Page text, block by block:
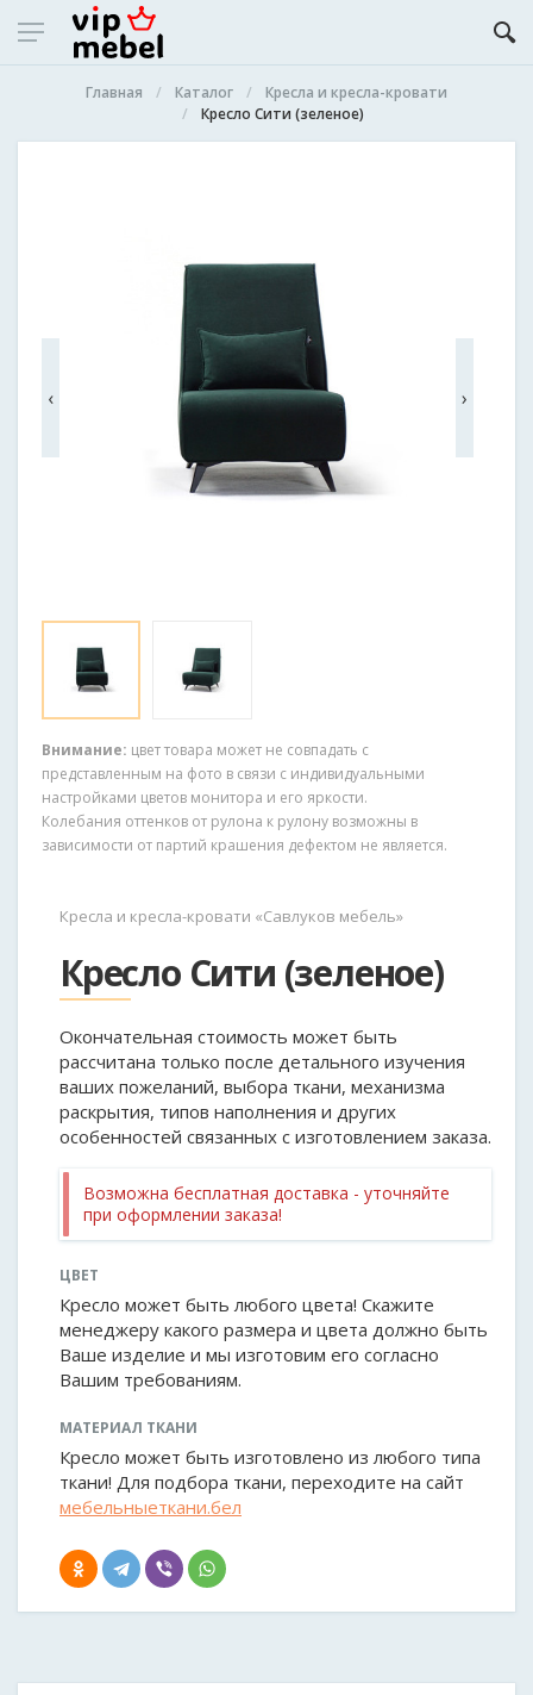
Главная Каталог
Кресла и кресла-кровати
Кресло Сити (зеленое)
‹ ›
Внимание: цвет товара может не совпадать с
представленным на фото в связи с индивидуальными
настройками цветов монитора и его яркости.
Колебания оттенков от рулона к рулону возможны в
зависимости от партий крашения дефектом не является.
Кресла и кресла-кровати «Савлуков мебель»
Кресло Сити (зеленое)
Окончательная стоимость может быть
рассчитана только после детального изучения
ваших пожеланий, выбора ткани, механизма
раскрытия, типов наполнения и других
особенностей связанных с изготовлением заказа.
Возможна бесплатная доставка - уточняйте
при оформлении заказа!
ЦВЕТ
Кресло может быть любого цвета! Скажите
менеджеру какого размера и цвета должно быть
Ваше изделие и мы изготовим его согласно
Вашим требованиям.
МАТЕРИАЛ ТКАНИ
Кресло может быть изготовлено из любого типа
ткани! Для подбора ткани, переходите на сайт
мебельныеткани.бел